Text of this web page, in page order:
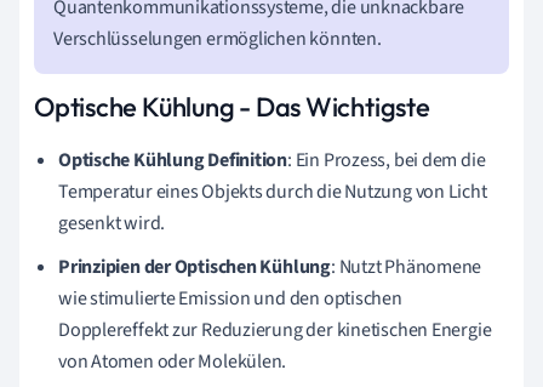
Quantenkommunikationssysteme, die unknackbare
Verschlüsselungen ermöglichen könnten.
Optische Kühlung - Das Wichtigste
Optische Kühlung Definition: Ein Prozess, bei dem die
Temperatur eines Objekts durch die Nutzung von Licht
gesenkt wird.
Prinzipien der Optischen Kühlung: Nutzt Phänomene
wie stimulierte Emission und den optischen
Dopplereffekt zur Reduzierung der kinetischen Energie
von Atomen oder Molekülen.